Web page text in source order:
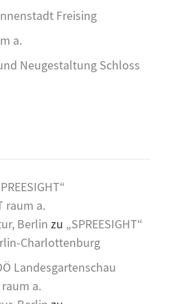
Freising
a.
Neugestaltung Schloss
raum a.
Berlin zu „SPREESIGHT“
Charlottenburg
Landesgartenschau
raum a.